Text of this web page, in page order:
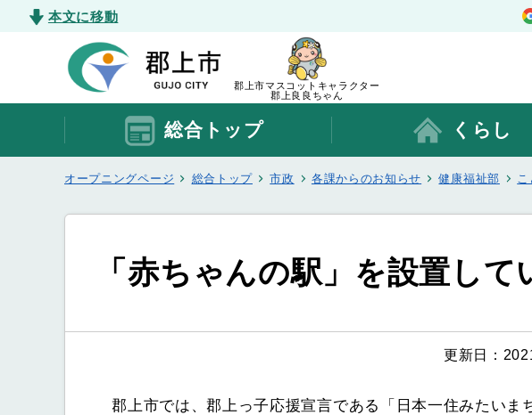
本文に移動
郡上市マスコットキャラクター
郡上良良ちゃん
総合トップ くらし
オープニングページ 総合トップ 市政 各課からのお知らせ 健康福祉部 こ
「赤ちゃんの駅」を設置して
更新日：
郡上市では、郡上っ子応援宣言である「日本一住みたいま